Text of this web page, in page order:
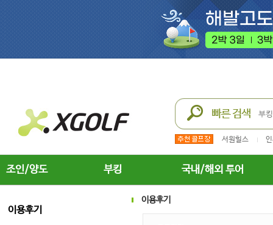
서원힐스
조인/양도 부킹 국내/해외 투어
이용후기
이용후기